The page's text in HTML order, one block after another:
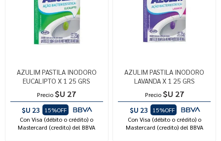
AZULIM PASTILA INODORO
EUCALIPTO X 1 25 GRS
Precio $U 27
$U 23
15%OFF
Con Visa (débito o crédito) o
Mastercard (credito) del BBVA
AZULIM PASTILA INODORO
LAVANDA X 1 25 GRS
Precio $U 27
$U 23
15%OFF
Con Visa (débito o crédito) o
Mastercard (credito) del BBVA